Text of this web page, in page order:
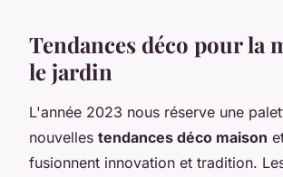
Tendances déco pour la
le jardin
L'année 2023 nous réserve une
nouvelles tendances déco maison
fusionnent innovation et tradition.